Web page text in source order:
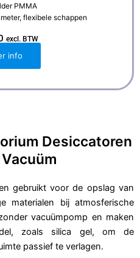
PMMA
flexibele schappen
excl. BTW
info
Desiccatoren
gebruikt voor de opslag van
materialen bij atmosferische
vacuümpomp en maken
zoals silica gel, om de
passief te verlagen.